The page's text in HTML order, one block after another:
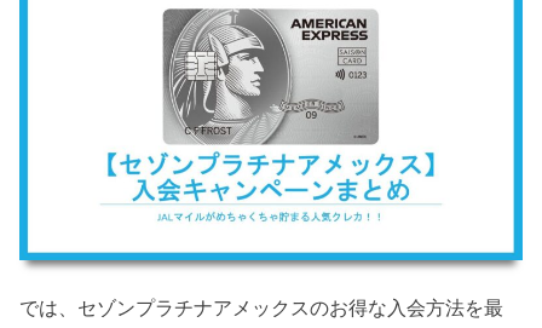
では、セゾンプラチナアメックスのお得な入会方法を最